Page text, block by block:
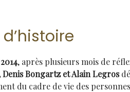
, après plusieurs mois de
Denis Bongartz et Alain Legros
du cadre de vie des